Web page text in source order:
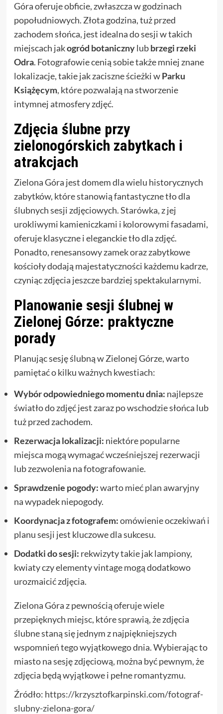
Góra oferuje obficie, zwłaszcza w godzinach
popołudniowych. Złota godzina, tuż przed
zachodem słońca, jest idealna do sesji w takich
miejscach jakogród botanicznylubbrzegi rzeki
Odra. Fotografowie cenią sobie także mniej znane
lokalizacje, takie jak zaciszne ścieżki wParku
Książęcym, które pozwalają na stworzenie
intymnej atmosfery zdjęć.
Zdjęcia ślubne przy
zielonogórskich zabytkach i
atrakcjach
Zielona Góra jest domem dla wielu historycznych
zabytków, które stanowią fantastyczne tło dla
ślubnych sesji zdjęciowych. Starówka, z jej
urokliwymi kamieniczkami i kolorowymi fasadami,
oferuje klasyczne i eleganckie tło dla zdjęć.
Ponadto, renesansowy zamek oraz zabytkowe
kościoły dodają majestatyczności każdemu kadrze,
czyniąc zdjęcia jeszcze bardziej spektakularnymi.
Planowanie sesji ślubnej w
Zielonej Górze: praktyczne
porady
Planując sesję ślubną w Zielonej Górze, warto
pamiętać o kilku ważnych kwestiach:
Wybór odpowiedniego momentu dnia: najlepsze
światło do zdjęć jest zaraz po wschodzie słońca lub
tuż przed zachodem.
Rezerwacja lokalizacji: niektóre popularne
miejsca mogą wymagać wcześniejszej rezerwacji
lub zezwolenia na fotografowanie.
Sprawdzenie pogody:warto mieć plan awaryjny
na wypadek niepogody.
Koordynacja z fotografem:omówienie oczekiwań i
planu sesji jest kluczowe dla sukcesu.
Dodatki do sesji: rekwizyty takie jak lampiony,
kwiaty czy elementy vintage mogą dodatkowo
urozmaicić zdjęcia.
Zielona Góra z pewnością oferuje wiele
przepięknych miejsc, które sprawią, że zdjęcia
ślubne staną się jednym z najpiękniejszych
wspomnień tego wyjątkowego dnia. Wybierając to
miasto na sesję zdjęciową, można być pewnym, że
zdjęcia będą wyjątkowe i pełne romantyzmu.
Źródło: https://krzysztofkarpinski.com/fotograf-
slubny-zielona-gora/